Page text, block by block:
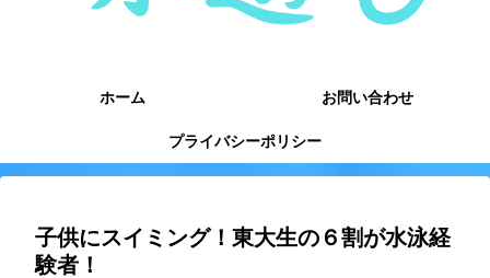
ホーム お問い合わせ
プライバシーポリシー
子供にスイミング！東大生の６割が水泳経
験者！